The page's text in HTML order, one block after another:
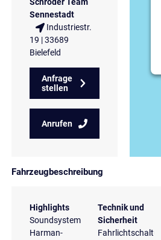
Sennestadt
Industriestr.
19 | 33689
Bielefeld
Anfrage
stellen
Anrufen
Fahrzeugbeschreibung
Highlights
Soundsystem
Harman-
Technik und
Sicherheit